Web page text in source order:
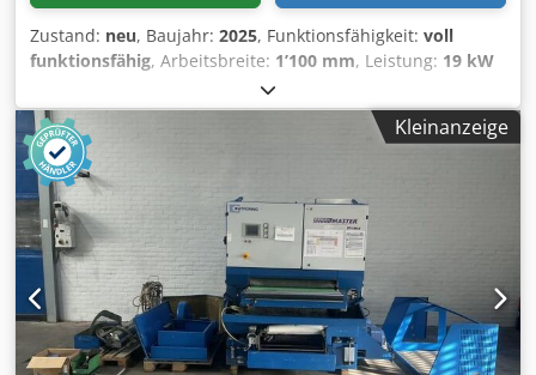
Zustand: neu, Baujahr: 2025, Funktionsfähigkeit: voll
funktionsfähig, Arbeitsbreite: 1’100 mm, Leistung: 19 kW
, DM1100 DC EVO Entfernen fester Schlacke
Kantenverrunden bis zu 1100mm Breite. DM1100 DC EVO
entgratet und verrundet Innen- und Außenkonturen von
dicken Stahlteilen, hauptsächlich mit Plasma oder Oxyfuel
geschnitten. Die DM1100 DC ist mit einer großen
Entgratwalze zum Entfernen starker Grate und zwei
gegenläufigen Quergurten ausgestattet. Diese sorgen für
das Verrunden der Kanten mit gleichmäßigen und
weichen Rändern. Diese Maschine besticht durch eine
vertikal bewegliche Schleifwalze zum Ausgleichen von
Toleranzen sowie einem breiten magnetischem Bereich,
um auch kleine Teile sicher bearbeiten zu können. Cedpfx
Kleinanzeige